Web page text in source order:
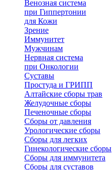
Венозная система
при Гиппертонии
для Кожи
Зрение
Иммунитет
Мужчинам
Нервная система
при Онкологии
Суставы
Простуда и ГРИПП
Алтайские сборы трав
Желудочные сборы
Печеночные сборы
Сборы от давления
Урологические сборы
Сборы для легких
Гинекологические сборы
Сборы для иммунитета
Сборы для суставов